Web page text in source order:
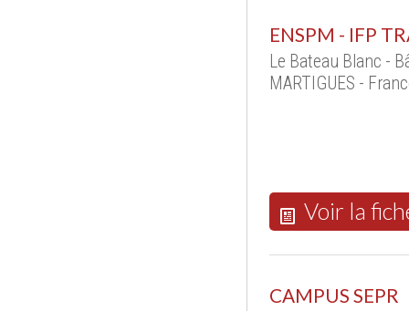
ENSPM - IFP
Le Bateau Blanc -
MARTIGUES -
Voir la
CAMPUS SEPR